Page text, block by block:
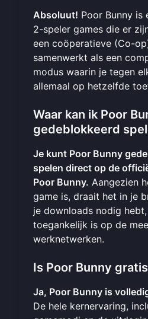
Absoluut! Poor Bunny is
2-speler games die er
een coöperatieve (Co-
samenwerkt als een
modus waarin je tegen
allemaal op hetzelfde
Waar kan ik Poor
gedeblokkeerd
Je kunt Poor Bunny
spelen direct op de
Poor Bunny. Aangezien
game is, draait het in je
je downloads nodig
toegankelijk is op de
werknetwerken.
Is Poor Bunny
Ja, Poor Bunny is
De hele kernervaring,